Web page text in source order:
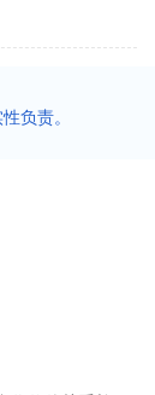
负责。